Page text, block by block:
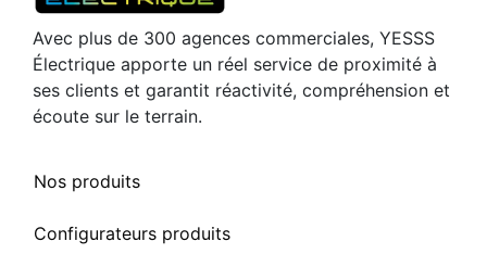
Avec plus de 300 agences commerciales, YESSS
Électrique apporte un réel service de proximité à
ses clients et garantit réactivité, compréhension et
écoute sur le terrain.
Nos produits
Configurateurs produits